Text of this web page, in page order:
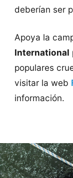
deberían ser
Apoya la
International
populares
visitar la web
información.